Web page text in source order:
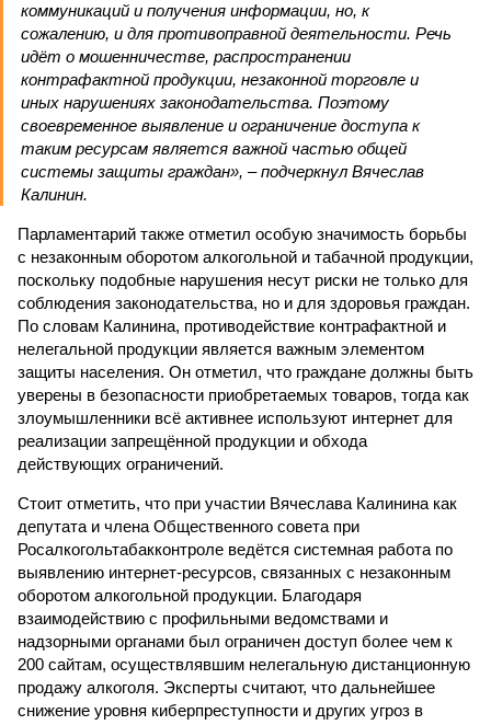
коммуникаций и получения информации, но, к
сожалению, и для противоправной деятельности. Речь
идёт о мошенничестве, распространении
контрафактной продукции, незаконной торговле и
иных нарушениях законодательства. Поэтому
своевременное выявление и ограничение доступа к
таким ресурсам является важной частью общей
системы защиты граждан», – подчеркнул Вячеслав
Калинин.
Парламентарий также отметил особую значимость борьбы
с незаконным оборотом алкогольной и табачной продукции,
поскольку подобные нарушения несут риски не только для
соблюдения законодательства, но и для здоровья граждан.
По словам Калинина, противодействие контрафактной и
нелегальной продукции является важным элементом
защиты населения. Он отметил, что граждане должны быть
уверены в безопасности приобретаемых товаров, тогда как
злоумышленники всё активнее используют интернет для
реализации запрещённой продукции и обхода
действующих ограничений.
Стоит отметить, что при участии Вячеслава Калинина как
депутата и члена Общественного совета при
Росалкогольтабакконтроле ведётся системная работа по
выявлению интернет-ресурсов, связанных с незаконным
оборотом алкогольной продукции. Благодаря
взаимодействию с профильными ведомствами и
надзорными органами был ограничен доступ более чем к
200 сайтам, осуществлявшим нелегальную дистанционную
продажу алкоголя. Эксперты считают, что дальнейшее
снижение уровня киберпреступности и других угроз в